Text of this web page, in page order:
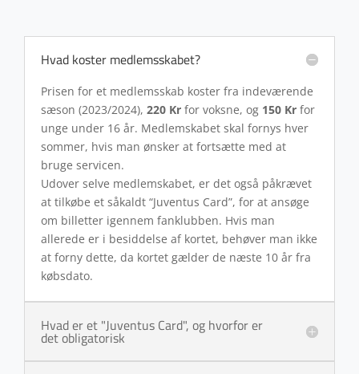
Hvad koster medlemsskabet?
Prisen for et medlemsskab koster fra indeværende
sæson (2023/2024), 220 Kr for voksne, og 150 Kr for
unge under 16 år. Medlemskabet skal fornys hver
sommer, hvis man ønsker at fortsætte med at
bruge servicen.
Udover selve medlemskabet, er det også påkrævet
at tilkøbe et såkaldt “Juventus Card”, for at ansøge
om billetter igennem fanklubben. Hvis man
allerede er i besiddelse af kortet, behøver man ikke
at forny dette, da kortet gælder de næste 10 år fra
købsdato.
Hvad er et "Juventus Card", og hvorfor er
det obligatorisk